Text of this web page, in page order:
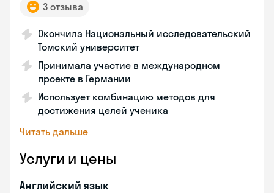
3 отзыва
Окончила Национальный исследовательский
Томский университет
Принимала участие в международном
проекте в Германии
Использует комбинацию методов для
достижения целей ученика
Читать дальше
Услуги и цены
Английский язык